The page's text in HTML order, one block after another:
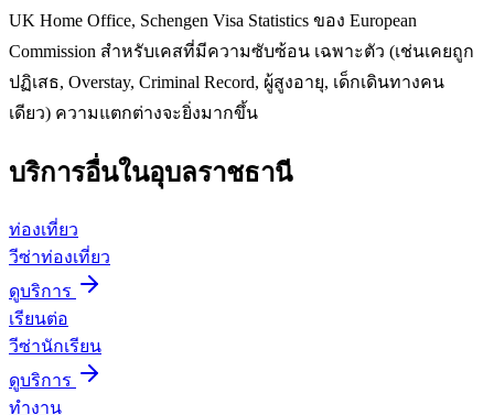
UK Home Office, Schengen Visa Statistics ของ European
Commission สำหรับเคสที่มีความซับซ้อน เฉพาะตัว (เช่นเคยถูก
ปฏิเสธ, Overstay, Criminal Record, ผู้สูงอายุ, เด็กเดินทางคน
เดียว) ความแตกต่างจะยิ่งมากขึ้น
บริการอื่นในอุบลราชธานี
ท่องเที่ยว
วีซ่าท่องเที่ยว
ดูบริการ
เรียนต่อ
วีซ่านักเรียน
ดูบริการ
ทำงาน